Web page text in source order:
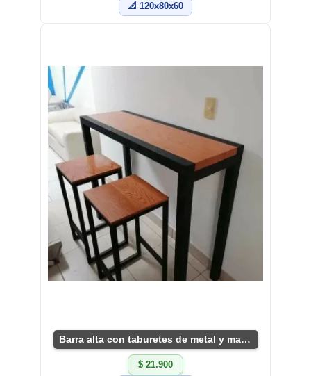
📐 120x80x60
Barra alta con taburetes de metal y madera robusta
$ 21.900